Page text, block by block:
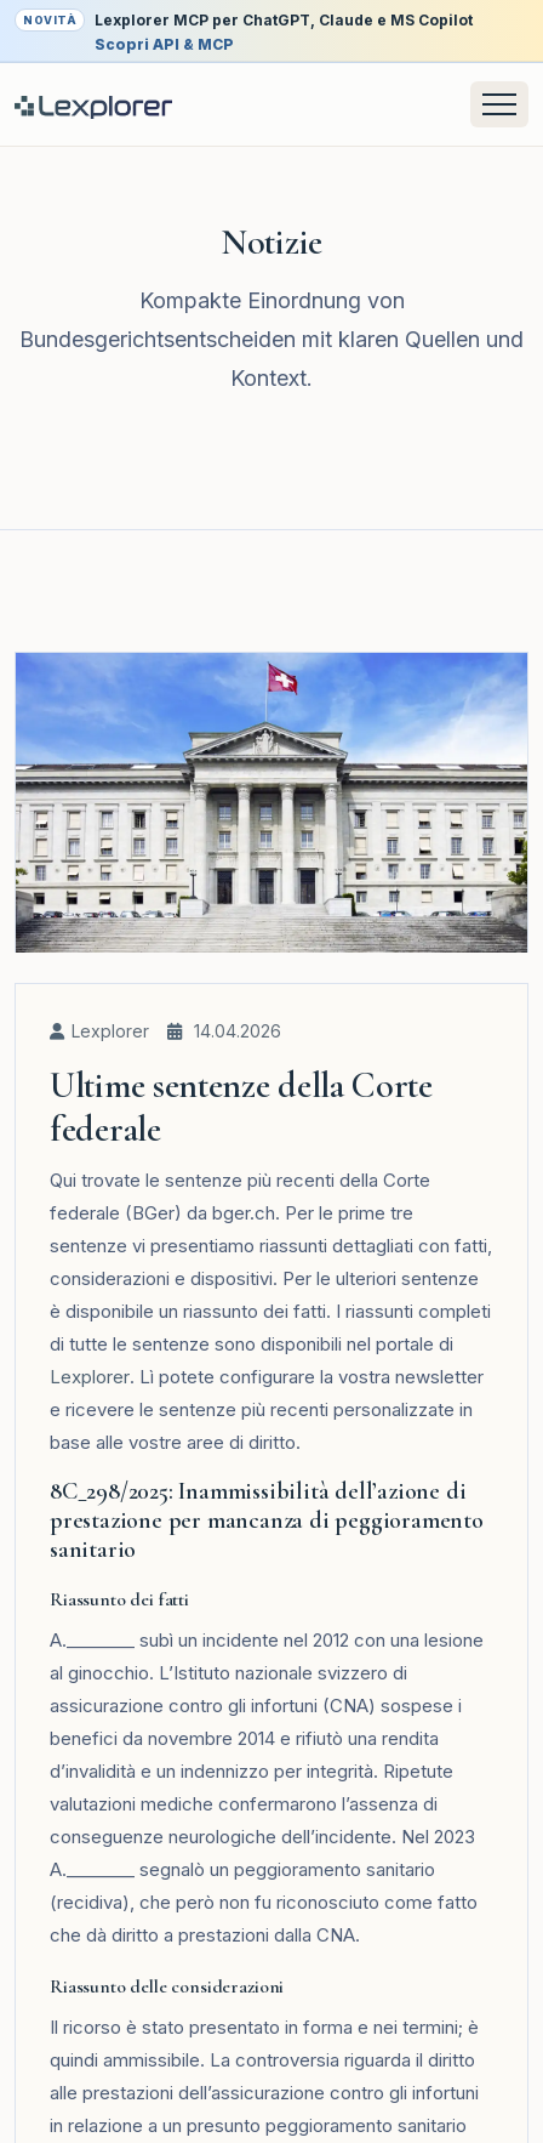
NOVITÀ
Lexplorer MCP per ChatGPT, Claude e MS Copilot
Scopri API & MCP
Notizie
Kompakte Einordnung von
Bundesgerichtsentscheiden mit klaren Quellen und
Kontext.
Lexplorer 14.04.2026
Ultime sentenze della Corte
federale
Qui trovate le sentenze più recenti della Corte
federale (BGer) da bger.ch. Per le prime tre
sentenze vi presentiamo riassunti dettagliati con fatti,
considerazioni e dispositivi. Per le ulteriori sentenze
è disponibile un riassunto dei fatti. I riassunti completi
di tutte le sentenze sono disponibili nel portale di
Lexplorer. Lì potete configurare la vostra newsletter
e ricevere le sentenze più recenti personalizzate in
base alle vostre aree di diritto.
8C_298/2025: Inammissibilità dell’azione di
prestazione per mancanza di peggioramento
sanitario
Riassunto dei fatti
A.________ subì un incidente nel 2012 con una lesione
al ginocchio. L’Istituto nazionale svizzero di
assicurazione contro gli infortuni (CNA) sospese i
benefici da novembre 2014 e rifiutò una rendita
d’invalidità e un indennizzo per integrità. Ripetute
valutazioni mediche confermarono l’assenza di
conseguenze neurologiche dell’incidente. Nel 2023
A.________ segnalò un peggioramento sanitario
(recidiva), che però non fu riconosciuto come fatto
che dà diritto a prestazioni dalla CNA.
Riassunto delle considerazioni
Il ricorso è stato presentato in forma e nei termini; è
quindi ammissibile. La controversia riguarda il diritto
alle prestazioni dell’assicurazione contro gli infortuni
in relazione a un presunto peggioramento sanitario